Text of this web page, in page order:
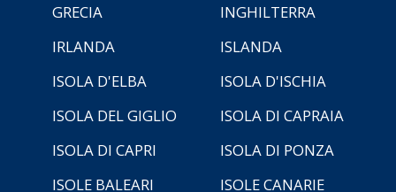
GRECIA
INGHILTERRA
IRLANDA
ISLANDA
ISOLA D'ELBA
ISOLA D'ISCHIA
ISOLA DEL GIGLIO
ISOLA DI CAPRAIA
ISOLA DI CAPRI
ISOLA DI PONZA
ISOLE BALEARI
ISOLE CANARIE